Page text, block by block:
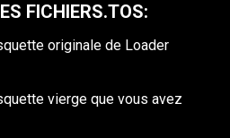
FICHIERS.TOS:
originale de Loader
vierge que vous avez